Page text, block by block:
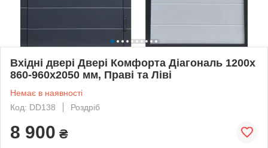
Вхідні двері Двері Комфорта Діагональ 1200x
860-960x2050 мм, Праві та Ліві
Немає в наявності
Код: DD138
Роздріб
8 900 ₴